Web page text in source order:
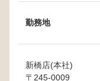
勤務地
新橋店(本社)
〒245-0009